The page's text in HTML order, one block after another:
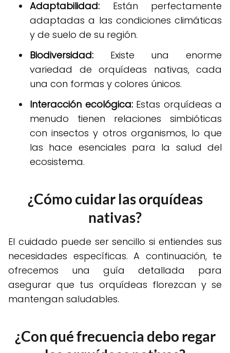
Adaptabilidad: Están perfectamente
adaptadas a las condiciones climáticas
y de suelo de su región.
Biodiversidad: Existe una enorme
variedad de orquídeas nativas, cada
una con formas y colores únicos.
Interacción ecológica:Estas orquídeas a
menudo tienen relaciones simbióticas
con insectos y otros organismos, lo que
las hace esenciales para la salud del
ecosistema.
¿Cómo cuidar las orquídeas
nativas?
El cuidado puede ser sencillo si entiendes sus
necesidades específicas. A continuación, te
ofrecemos una guía detallada para
asegurar que tus orquídeas florezcan y se
mantengan saludables.
¿Con qué frecuencia debo regar